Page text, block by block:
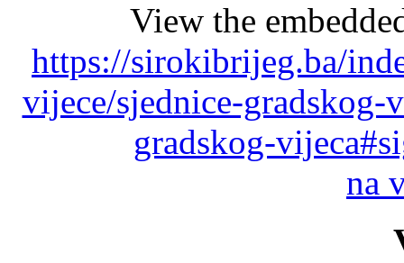
View the
https://sirokibrijeg.ba/
vijece/sjednice-gradskog-
gradskog-
na